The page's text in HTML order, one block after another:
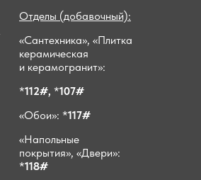
Отделы (добавочный):
«Сантехника», «Плитка
керамическая
и керамогранит»:
*112#, *107#
«Обои»: *117#
«Напольные
покрытия», «Двери»:
*118#